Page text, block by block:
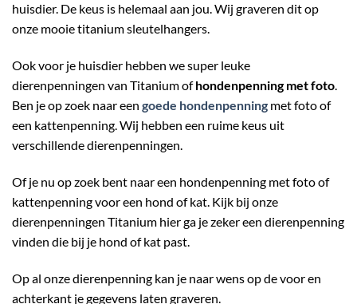
huisdier. De keus is helemaal aan jou. Wij graveren dit op
onze mooie titanium sleutelhangers.
Ook voor je huisdier hebben we super leuke
dierenpenningen van Titanium ofhondenpenning met foto.
Ben je op zoek naar een goede hondenpenning met foto of
een kattenpenning. Wij hebben een ruime keus uit
verschillende dierenpenningen.
Of je nu op zoek bent naar een hondenpenning met foto of
kattenpenning voor een hond of kat. Kijk bij onze
dierenpenningen Titanium hier ga je zeker een dierenpenning
vinden die bij je hond of kat past.
Op al onze dierenpenning kan je naar wens op de voor en
achterkant je gegevens laten graveren.